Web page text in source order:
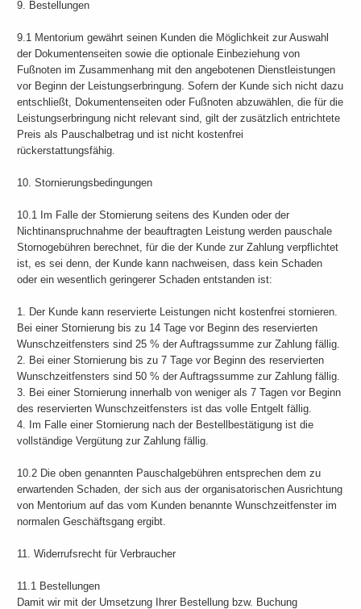
9. Bestellungen
9.1 Mentorium gewährt seinen Kunden die Möglichkeit zur Auswahl
der Dokumentenseiten sowie die optionale Einbeziehung von
Fußnoten im Zusammenhang mit den angebotenen Dienstleistungen
vor Beginn der Leistungserbringung. Sofern der Kunde sich nicht dazu
entschließt, Dokumentenseiten oder Fußnoten abzuwählen, die für die
Leistungserbringung nicht relevant sind, gilt der zusätzlich entrichtete
Preis als Pauschalbetrag und ist nicht kostenfrei
rückerstattungsfähig.
10. Stornierungsbedingungen
10.1 Im Falle der Stornierung seitens des Kunden oder der
Nichtinanspruchnahme der beauftragten Leistung werden pauschale
Stornogebühren berechnet, für die der Kunde zur Zahlung verpflichtet
ist, es sei denn, der Kunde kann nachweisen, dass kein Schaden
oder ein wesentlich geringerer Schaden entstanden ist:
1. Der Kunde kann reservierte Leistungen nicht kostenfrei stornieren.
Bei einer Stornierung bis zu 14 Tage vor Beginn des reservierten
Wunschzeitfensters sind 25 % der Auftragssumme zur Zahlung fällig.
2. Bei einer Stornierung bis zu 7 Tage vor Beginn des reservierten
Wunschzeitfensters sind 50 % der Auftragssumme zur Zahlung fällig.
3. Bei einer Stornierung innerhalb von weniger als 7 Tagen vor Beginn
des reservierten Wunschzeitfensters ist das volle Entgelt fällig.
4. Im Falle einer Stornierung nach der Bestellbestätigung ist die
vollständige Vergütung zur Zahlung fällig.
10.2 Die oben genannten Pauschalgebühren entsprechen dem zu
erwartenden Schaden, der sich aus der organisatorischen Ausrichtung
von Mentorium auf das vom Kunden benannte Wunschzeitfenster im
normalen Geschäftsgang ergibt.
11. Widerrufsrecht für Verbraucher
11.1 Bestellungen
Damit wir mit der Umsetzung Ihrer Bestellung bzw. Buchung